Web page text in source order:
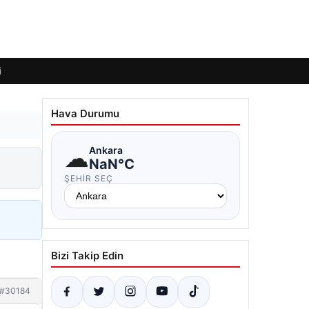
#30184
Hava Durumu
☁Ankara
NaN°C
ŞEHIR SEÇ
Bizi Takip Edin